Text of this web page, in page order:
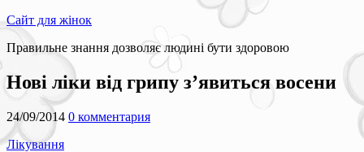
Сайт для жінок
Правильне знання дозволяє людині бути здоровою
Нові ліки від грипу з’явиться восени
24/09/2014 0 комментария
Лікування